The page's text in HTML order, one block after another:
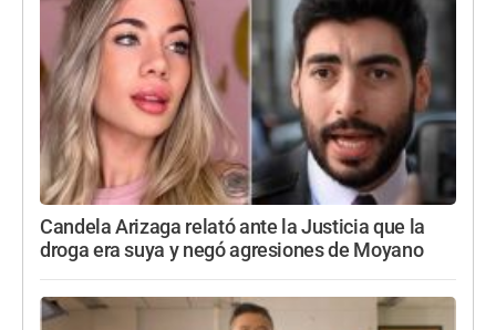
Candela Arizaga relató ante la Justicia que la
droga era suya y negó agresiones de Moyano